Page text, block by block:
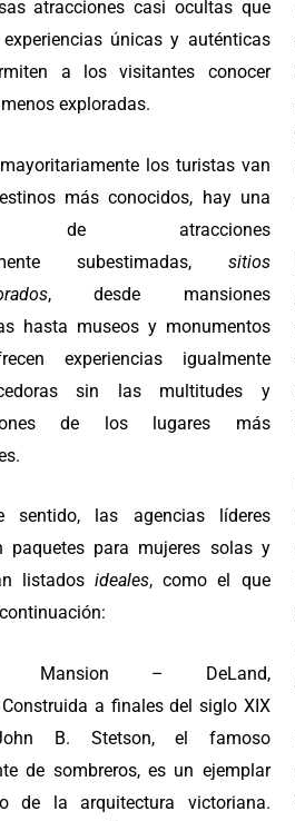
atracciones casi ocultas que
únicas y auténticas
a los visitantes conocer
exploradas.
los turistas van
más conocidos, hay una
de atracciones
subestimadas, sitios
, desde mansiones
hasta museos y monumentos
experiencias igualmente
sin las multitudes y
de los lugares más
sentido, las agencias líderes
paquetes para mujeres solas y
listados ideales, como el que
Mansion – DeLand,
a finales del siglo XIX
B. Stetson, el famoso
de sombreros, es un ejemplar
de la arquitectura victoriana.